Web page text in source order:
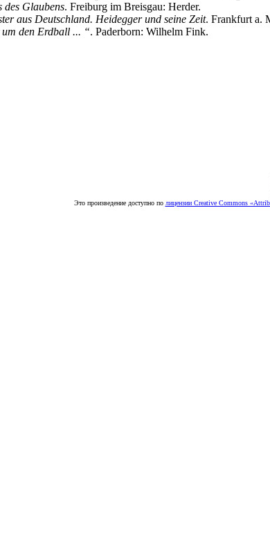
des Glaubens. Freiburg im Breisgau: Herder.
aus Deutschland. Heidegger und seine Zeit. Frankfurt a.
um den Erdball ... “. Paderborn: Wilhelm Fink.
Это произведение доступно по лицензии Creative Commons